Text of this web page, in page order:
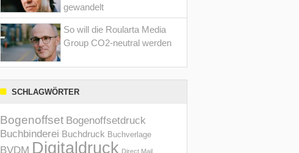
gewandelt
So will die Roularta Media
Group CO2-neutral werden
SCHLAGWÖRTER
Bogenoffset Bogenoffsetdruck
Buchbinderei Buchdruck Buchverlage
BVDM Digitaldruck Direct Mail